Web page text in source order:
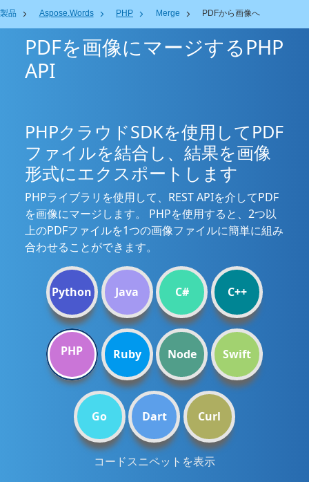
製品 Aspose.Words PHP Merge PDFから画像へ
PDFを画像にマージするPHP
API
PHPクラウドSDKを使用してPDF
ファイルを結合し、結果を画像
形式にエクスポートします
PHPライブラリを使用して、REST APIを介してPDF
を画像にマージします。 PHPを使用すると、2つ以
上のPDFファイルを1つの画像ファイルに簡単に組み
合わせることができます。
Python Java C# C++
PHP Ruby Node Swift
Go Dart Curl
コードスニペットを表示